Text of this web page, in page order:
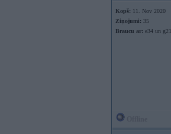
Kopš: 11. Nov 2020
Ziņojumi: 35
Braucu ar: e34 un g21